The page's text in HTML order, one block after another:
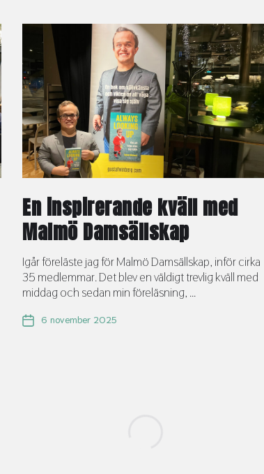
En inspirerande kväll med
Malmö Damsällskap
Igår föreläste jag för Malmö Damsällskap, inför cirka
35 medlemmar. Det blev en väldigt trevlig kväll med
middag och sedan min föreläsning, ...
6 november 2025